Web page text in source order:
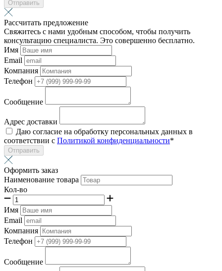
Отправить
Рассчитать предложение
Свяжитесь с нами удобным способом, чтобы получить
консультацию специалиста. Это совершенно бесплатно.
Имя
Email
Компания
Телефон
Сообщение
Адрес доставки
Даю согласие на обработку персональных данных в
соответствии с Политикой конфиденциальности*
Отправить
Оформить заказ
Наименование товара
Кол-во
Имя
Email
Компания
Телефон
Сообщение